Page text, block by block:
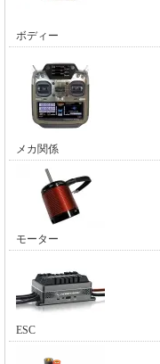
ボディー
メカ関係
モーター
ESC